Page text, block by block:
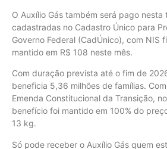
O Auxílio Gás também será pago
cadastradas no Cadastro Único para
Governo Federal (CadÚnico), com NIS
mantido em R$ 108 neste mês.
Com duração prevista até o fim de
beneficia 5,36 milhões de famílias.
Emenda Constitucional da Transição,
benefício foi mantido em 100% do
13 kg.
Só pode receber o Auxílio Gás quem